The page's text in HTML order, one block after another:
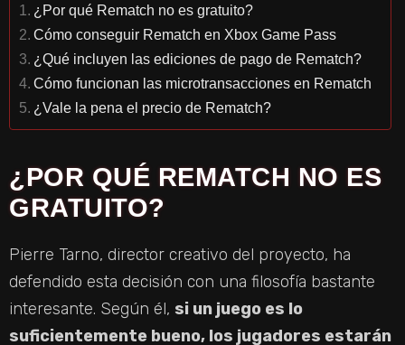
¿Por qué Rematch no es gratuito?
Cómo conseguir Rematch en Xbox Game Pass
¿Qué incluyen las ediciones de pago de Rematch?
Cómo funcionan las microtransacciones en Rematch
¿Vale la pena el precio de Rematch?
¿POR QUÉ REMATCH NO ES
GRATUITO?
Pierre Tarno, director creativo del proyecto, ha
defendido esta decisión con una filosofía bastante
interesante. Según él, si un juego es lo
suficientemente bueno, los jugadores estarán